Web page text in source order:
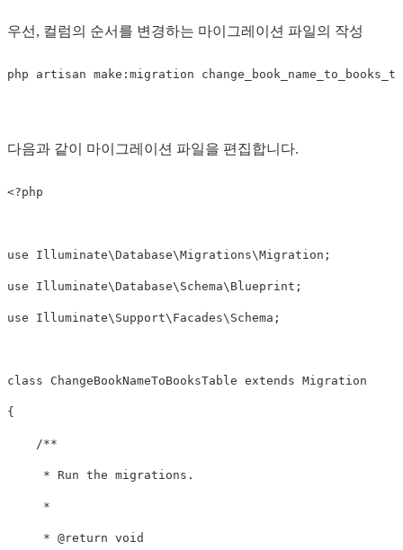
우선, 컬럼의 순서를 변경하는 마이그레이션 파일의 작성
다음과 같이 마이그레이션 파일을 편집합니다.
<?php
use Illuminate\Database\Migrations\Migration ;
use Illuminate\Database\Schema\Blueprint ;
use Illuminate\Support\Facades\Schema ;
class ChangeBookNameToBooksTable extends Migration
{
/**
     * Run the migrations.
     *
     * @return void